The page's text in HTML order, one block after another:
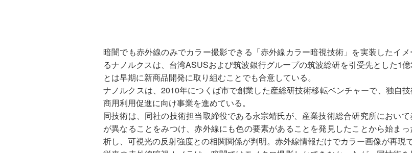
暗闇でも赤外線のみでカラー撮影できる「赤外線カラー暗視技術」を実装したイ
るナノルクスは、台湾ASUSおよび筑波銀行グループの筑波総研を引受先とした1
とは早期に新商品開発に取り組むことでも合意している。
ナノルクスは、2010年につくば市で創業した産総研技術移転ベンチャーで、独自
商用利用促進に向け事業を進めている。
同技術は、同社の技術担当取締役である永宗靖氏が、産業技術総合研究所におい
が異なることをみつけ、赤外線にも色の要素があることを発見したことから始ま
析し、可視光の反射強度との相関関係が判明。赤外線情報だけでカラー画像が再現